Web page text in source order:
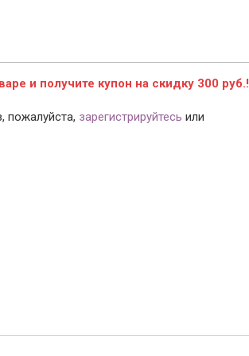
и получите купон на скидку 300 руб.!
пожалуйста, зарегистрируйтесь или